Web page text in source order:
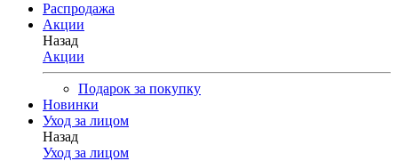
Распродажа
Акции
Назад
Акции
Подарок за покупку
Новинки
Уход за лицом
Назад
Уход за лицом